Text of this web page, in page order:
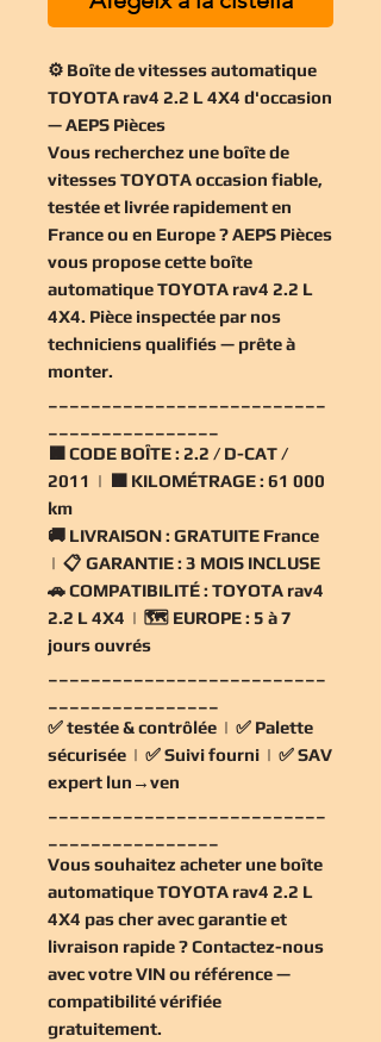
⚙️ Boîte de vitesses automatique
TOYOTA rav4 2.2 L 4X4 d'occasion
— AEPS Pièces
Vous recherchez une boîte de
vitesses TOYOTA occasion fiable,
testée et livrée rapidement en
France ou en Europe ? AEPS Pièces
vous propose cette boîte
automatique TOYOTA rav4 2.2 L
4X4. Pièce inspectée par nos
techniciens qualifiés — prête à
monter.
🟧CODE BOÎTE : 2.2 / D-CAT /
2011 | 🟧 KILOMÉTRAGE : 61 000
km
🚚 LIVRAISON : GRATUITE France
| 📋 GARANTIE : 3 MOIS INCLUSE
🚗COMPATIBILITÉ : TOYOTA rav4
2.2 L 4X4 | 🗺️ EUROPE : 5 à 7
jours ouvrés
✅testée & contrôlée | ✅ Palette
sécurisée | ✅Suivi fourni | ✅SAV
expert lun→ven
Vous souhaitez acheter une boîte
automatique TOYOTA rav4 2.2 L
4X4 pas cheravec garantie et
livraison rapide ? Contactez-nous
avec votre VIN ou référence —
compatibilité vérifiée
gratuitement.